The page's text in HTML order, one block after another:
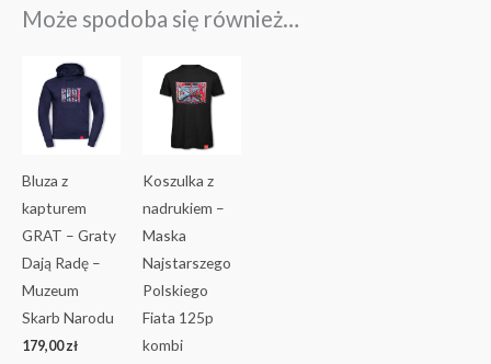
Może spodoba się również…
Bluza z
kapturem
GRAT – Graty
Dają Radę –
Muzeum
Skarb Narodu
179,00zł
produkt
wariantów.
Opcje
można
wybrać
stronie
produktu
Koszulka z
nadrukiem –
Maska
Najstarszego
Polskiego
Fiata 125p
kombi